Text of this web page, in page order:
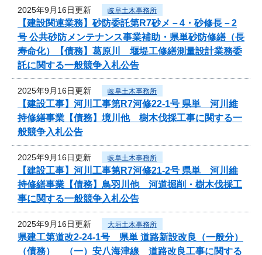
2025年9月16日更新 岐阜土木事務所
【建設関連業務】砂防委託第R7砂メ－4・砂修長－2
号 公共砂防メンテナンス事業補助・県単砂防修繕（長
寿命化）【債務】葛原川 堰堤工修繕測量設計業務委
託に関する一般競争入札公告
2025年9月16日更新 岐阜土木事務所
【建設工事】河川工事第R7河修22-1号 県単 河川維
持修繕事業【債務】境川他 樹木伐採工事に関する一
般競争入札公告
2025年9月16日更新 岐阜土木事務所
【建設工事】河川工事第R7河修21-2号 県単 河川維
持修繕事業【債務】鳥羽川他 河道掘削・樹木伐採工
事に関する一般競争入札公告
2025年9月16日更新 大垣土木事務所
県建工第道改2-24-1号 県単 道路新設改良（一般分）
（債務） （一）安八海津線 道路改良工事に関する